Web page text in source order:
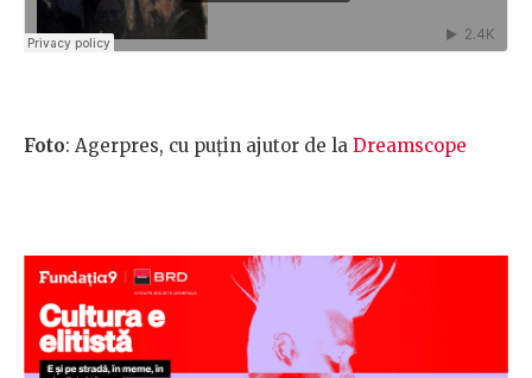
Foto: Agerpres, cu puțin ajutor de la Dreamscope